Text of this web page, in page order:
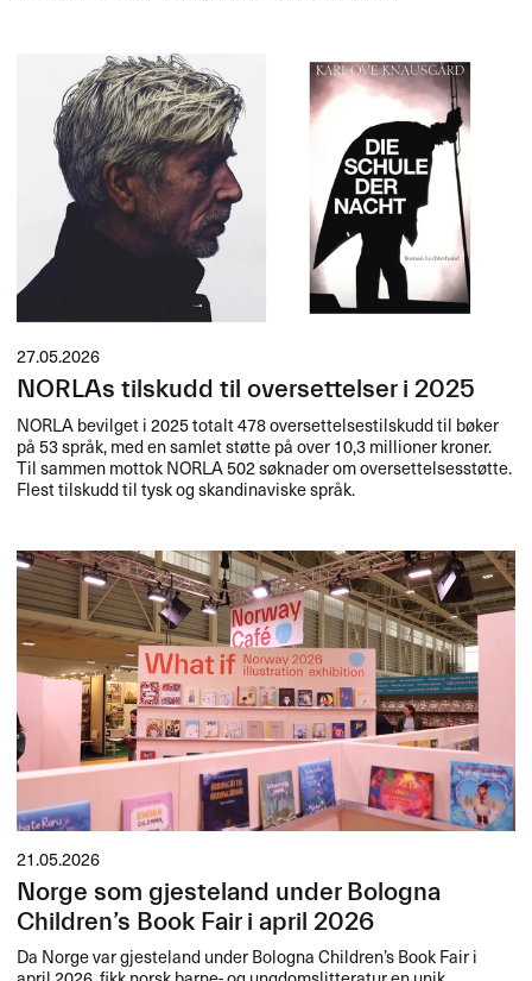
27.05.2026
NORLAs tilskudd til oversettelser i 2025
NORLAbevilget i 2025 totalt 478 oversettelsestilskudd til bøker
på 53 språk, med en samlet støtte på over 10,3 millioner kroner.
Til sammen mottokNORLA502 søknader om oversettelsesstøtte.
Flest tilskudd til tysk og skandinaviske språk.
21.05.2026
Norge som gjesteland under Bologna
Children’s Book Fair i april 2026
Da Norge var gjesteland under Bologna Children’s Book Fair i